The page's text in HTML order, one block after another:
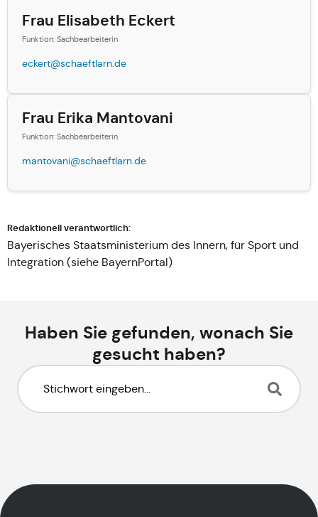
Frau Elisabeth Eckert
Funktion: Sachbearbeiterin
eckert@schaeftlarn.de
Frau Erika Mantovani
Funktion: Sachbearbeiterin
mantovani@schaeftlarn.de
Redaktionell verantwortlich:
Bayerisches Staatsministerium des Innern, für Sport und
Integration (siehe BayernPortal)
Haben Sie gefunden, wonach Sie
gesucht haben?